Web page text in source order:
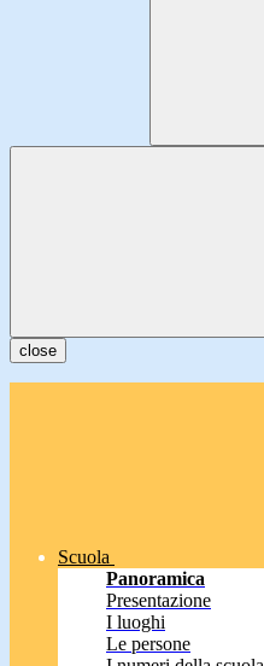
close
Scuola
Panoramica
Presentazione
I luoghi
Le persone